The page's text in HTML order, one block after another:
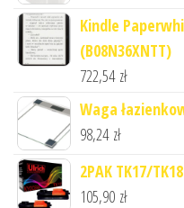
Kindle
(B08N36XNTT)
722,54 zł
Waga
98,24 zł
2PAK TK17/
105,90 zł